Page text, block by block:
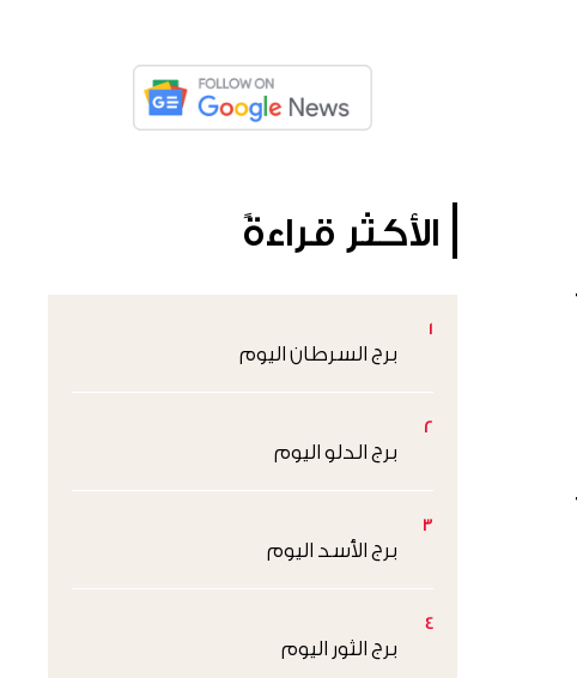
الأكثر قراءةً
1
برج السرطان اليوم
2
برج الدلو اليوم
3
برج الأسد اليوم
4
برج الثور اليوم